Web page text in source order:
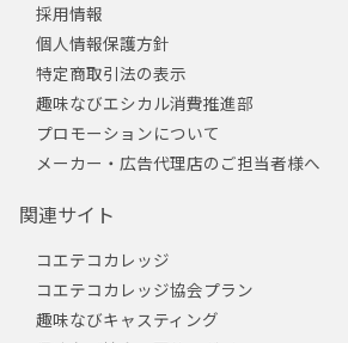
採用情報
個人情報保護方針
特定商取引法の表示
趣味なびエシカル消費推進部
プロモーションについて
メーカー・広告代理店のご担当者様へ
関連サイト
コエテコカレッジ
コエテコカレッジ協会プラン
趣味なびキャスティング